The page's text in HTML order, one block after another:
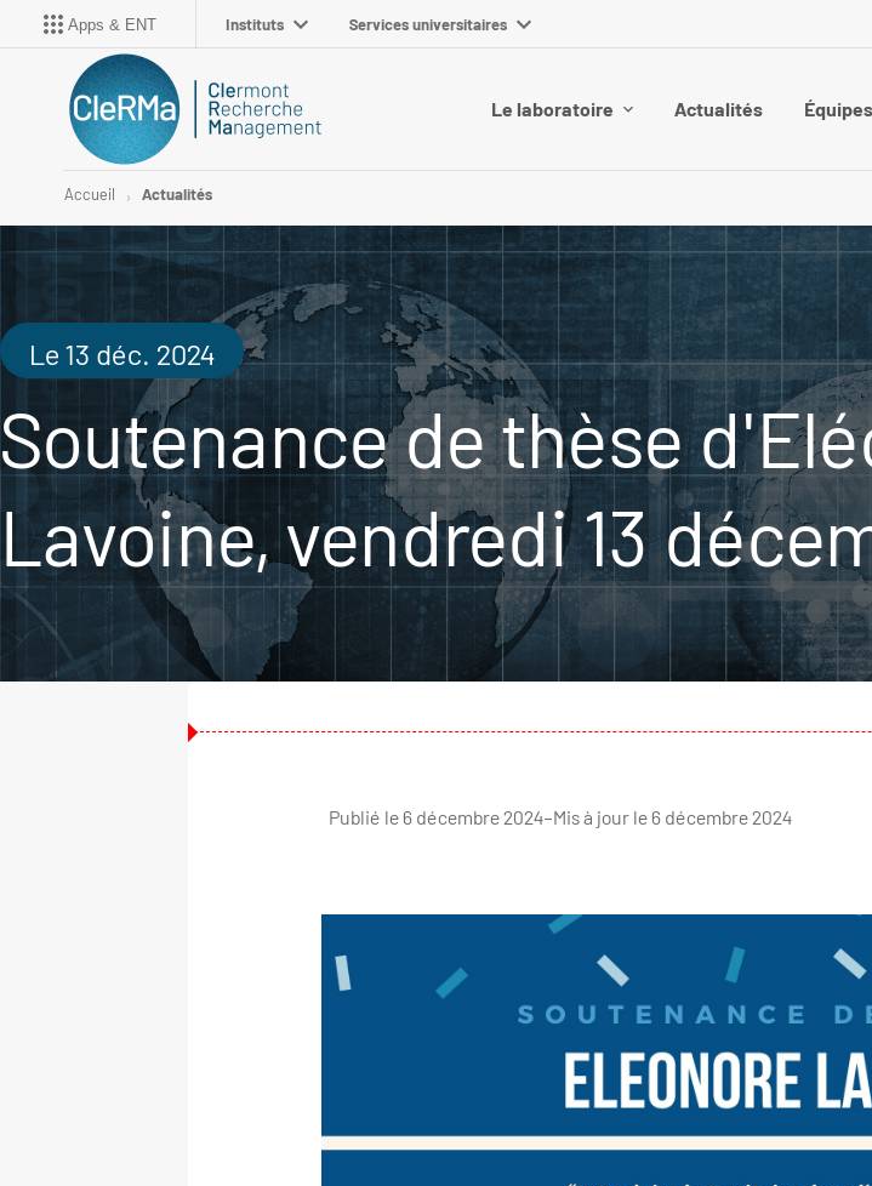
Apps & ENT Instituts Services universitaires
Le laboratoire Actualités
Accueil Actualités
Le 13 déc. 2024
Soutenance de thèse
Lavoine, vendredi 13
Publié le 6 décembre 2024–Mis à jour le 6 décembre 2024